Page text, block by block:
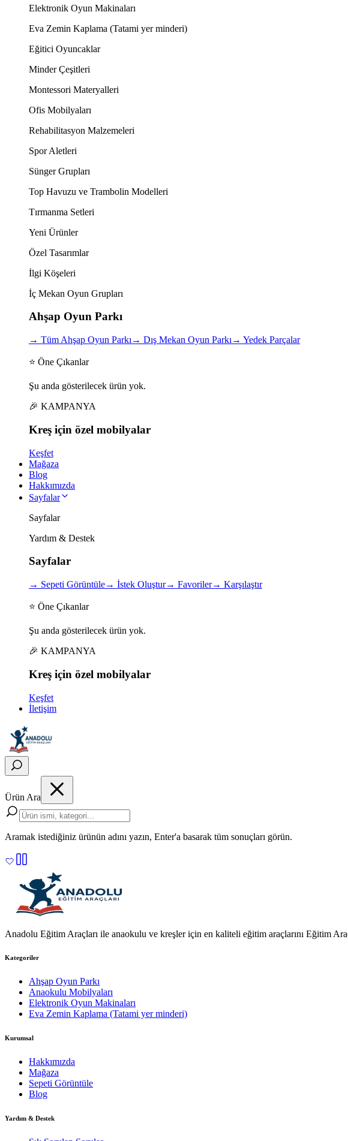
Elektronik Oyun Makinaları
Eva Zemin Kaplama (Tatami yer minderi)
Eğitici Oyuncaklar
Minder Çeşitleri
Montessori Materyalleri
Ofis Mobilyaları
Rehabilitasyon Malzemeleri
Spor Aletleri
Sünger Grupları
Top Havuzu ve Trambolin Modelleri
Tırmanma Setleri
Yeni Ürünler
Özel Tasarımlar
İlgi Köşeleri
İç Mekan Oyun Grupları
Ahşap Oyun Parkı
→ Tüm Ahşap Oyun Parkı → Dış Mekan Oyun Parkı → Yedek Parçalar
⭐ Öne Çıkanlar
Şu anda gösterilecek ürün yok.
🎉 KAMPANYA
Kreş için özel mobilyalar
Keşfet
Mağaza
Blog
Hakkımızda
Sayfalar
Sayfalar
Yardım & Destek
Sayfalar
→ Sepeti Görüntüle→ İstek Oluştur→ Favoriler→ Karşılaştır
⭐ Öne Çıkanlar
Şu anda gösterilecek ürün yok.
🎉 KAMPANYA
Kreş için özel mobilyalar
Keşfet
İletişim
Ürün Ara
Aramak istediğiniz ürünün adını yazın, Enter'a basarak tüm sonuçları görün.
Anadolu Eğitim Araçları ile anaokulu ve kreşler için en kaliteli eğitim araçlarını Eğitim
Kategoriler
Ahşap Oyun Parkı
Anaokulu Mobilyaları
Elektronik Oyun Makinaları
Eva Zemin Kaplama (Tatami yer minderi)
Kurumsal
Hakkımızda
Mağaza
Sepeti Görüntüle
Blog
Yardım & Destek